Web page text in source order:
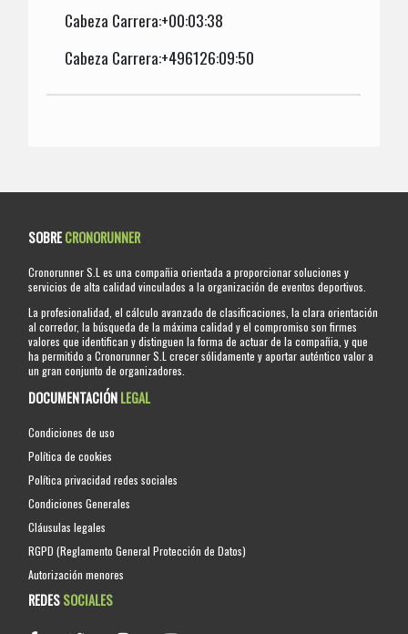
Cabeza Carrera:+00:03:38
Cabeza Carrera:+496126:09:50
SOBRECRONORUNNER
Cronorunner S.L es una compañia orientada a proporcionar soluciones y
servicios de alta calidad vinculados a la organización de eventos deportivos.
La profesionalidad, el cálculo avanzado de clasificaciones, la clara orientación
al corredor, la búsqueda de la máxima calidad y el compromiso son firmes
valores que identifican y distinguen la forma de actuar de la compañia, y que
ha permitido a Cronorunner S.L crecer sólidamente y aportar auténtico valor a
un gran conjunto de organizadores.
DOCUMENTACIÓNLEGAL
Condiciones de uso
Política de cookies
Política privacidad redes sociales
Condiciones Generales
Cláusulas legales
RGPD (Reglamento General Protección de Datos)
Autorización menores
REDESSOCIALES